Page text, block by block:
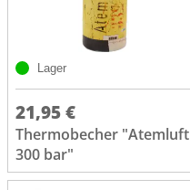
Lager
21,95 €
Thermobecher "Atemluft
300 bar"